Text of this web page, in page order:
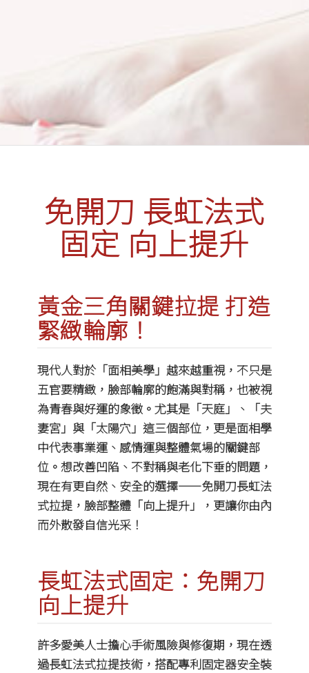
免開刀 長虹法式
固定 向上提升
黃金三角關鍵拉提 打造
緊緻輪廓！
現代人對於「面相美學」越來越重視，不只是
五官要精緻，臉部輪廓的飽滿與對稱，也被視
為青春與好運的象徵。尤其是「天庭」、「夫
妻宮」與「太陽穴」這三個部位，更是面相學
中代表事業運、感情運與整體氣場的關鍵部
位。想改善凹陷、不對稱與老化下垂的問題，
現在有更自然、安全的選擇——免開刀長虹法
式拉提，臉部整體「向上提升」，更讓你由內
而外散發自信光采！
長虹法式固定：免開刀
向上提升
許多愛美人士擔心手術風險與修復期，現在透
過長虹法式拉提技術，搭配專利固定器安全裝